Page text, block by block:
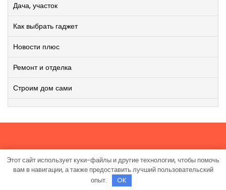
Дача, участок
Как выбрать гаджет
Новости плюс
Ремонт и отделка
Строим дом сами
Работает на WordPress|Viral News WordPress Theme
TheMagnifico.
Этот сайт использует куки-файлы и другие технологии, чтобы помочь
вам в навигации, а также предоставить лучший пользовательский
опыт.
OK